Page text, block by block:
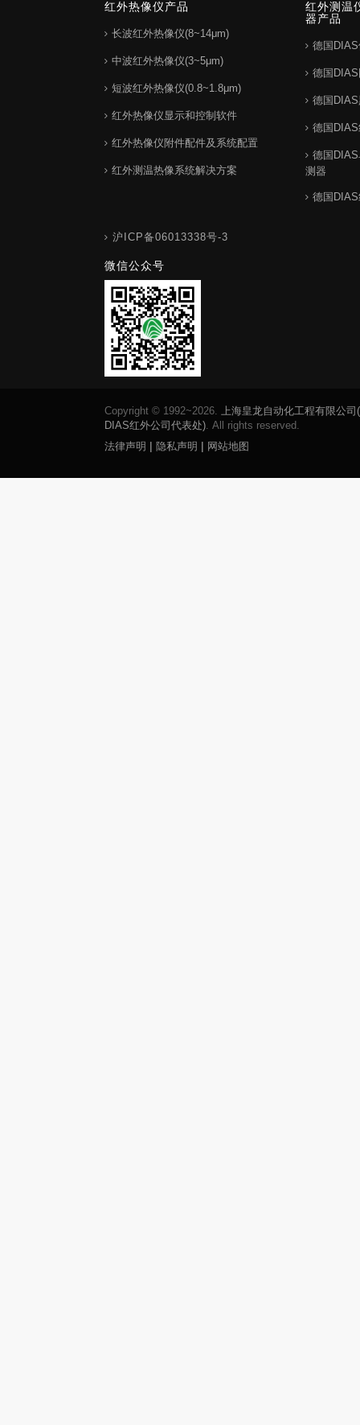
红外热像仪产品
长波红外热像仪(8~14μm)
中波红外热像仪(3~5μm)
短波红外热像仪(0.8~1.8μm)
红外热像仪显示和控制软件
红外热像仪附件配件及系统配置
红外测温热像系统解决方案
红外测温
器产品
德国
德国
德国
德国
德国
测器
德国
沪ICP备06013338号-3
微信公众号
Copyright © 1992~2026.
上海皇龙自动化工程有限公司
DIAS红外公司代表处) . All rights reserved.
法律声明 | 隐私声明 | 网站地图